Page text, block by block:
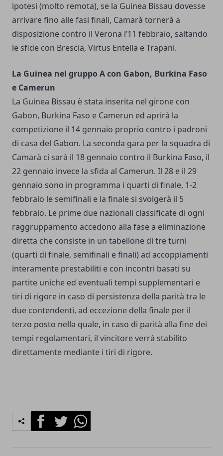
ipotesi (molto remota), se la Guinea Bissau dovesse
arrivare fino alle fasi finali, Camarà tornerà a
disposizione contro il Verona l’11 febbraio, saltando
le sfide con Brescia, Virtus Entella e Trapani.
La Guinea nel gruppo A con Gabon, Burkina Faso
e Camerun
La Guinea Bissau è stata inserita nel girone con
Gabon, Burkina Faso e Camerun ed aprirà la
competizione il 14 gennaio proprio contro i padroni
di casa del Gabon. La seconda gara per la squadra di
Camarà ci sarà il 18 gennaio contro il Burkina Faso, il
22 gennaio invece la sfida al Camerun. Il 28 e il 29
gennaio sono in programma i quarti di finale, 1-2
febbraio le semifinali e la finale si svolgerà il 5
febbraio. Le prime due nazionali classificate di ogni
raggruppamento accedono alla fase a eliminazione
diretta che consiste in un tabellone di tre turni
(quarti di finale, semifinali e finali) ad accoppiamenti
interamente prestabiliti e con incontri basati su
partite uniche ed eventuali tempi supplementari e
tiri di rigore in caso di persistenza della parità tra le
due contendenti, ad eccezione della finale per il
terzo posto nella quale, in caso di parità alla fine dei
tempi regolamentari, il vincitore verrà stabilito
direttamente mediante i tiri di rigore.
FacebookTwitterWhatsapp